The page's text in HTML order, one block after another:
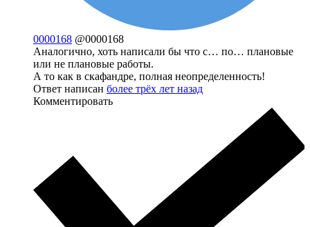
0000168 @0000168
Аналогично, хоть написали бы что с… по… плановые
или не плановые работы.
А то как в скафандре, полная неопределенность!
Ответ написан более трёх лет назад
Комментировать